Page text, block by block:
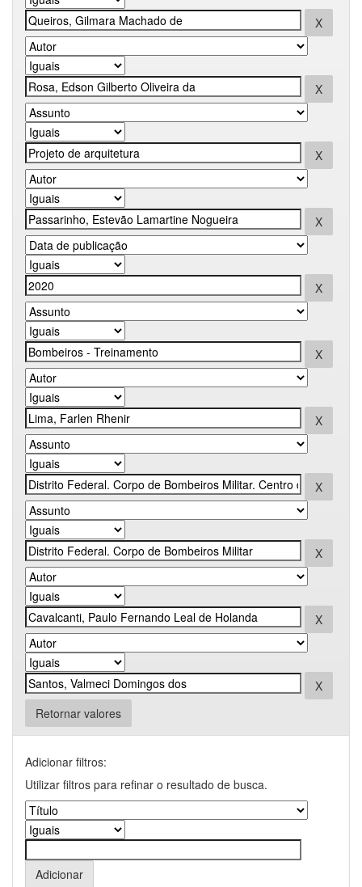
Retornar valores
Adicionar filtros:
Utilizar filtros para refinar o resultado de busca.